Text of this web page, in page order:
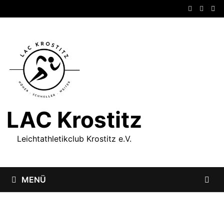
Inhalt
LAC Krostitz
Leichtathletikclub Krostitz e.V.
MENÜ